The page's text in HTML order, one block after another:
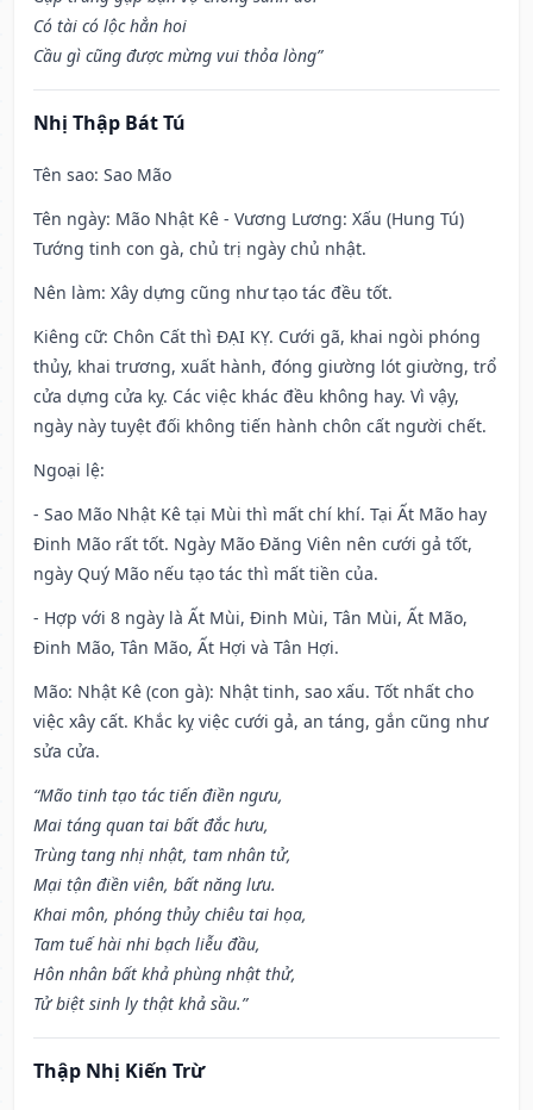
Có tài có lộc hẳn hoi
Cầu gì cũng được mừng vui thỏa lòng”
Nhị Thập Bát Tú
Tên sao: Sao Mão
Tên ngày: Mão Nhật Kê - Vương Lương: Xấu (Hung Tú)
Tướng tinh con gà, chủ trị ngày chủ nhật.
Nên làm: Xây dựng cũng như tạo tác đều tốt.
Kiêng cữ: Chôn Cất thì ĐẠI KỴ. Cưới gã, khai ngòi phóng
thủy, khai trương, xuất hành, đóng giường lót giường, trổ
cửa dựng cửa kỵ. Các việc khác đều không hay. Vì vậy,
ngày này tuyệt đối không tiến hành chôn cất người chết.
Ngoại lệ:
- Sao Mão Nhật Kê tại Mùi thì mất chí khí. Tại Ất Mão hay
Đinh Mão rất tốt. Ngày Mão Đăng Viên nên cưới gả tốt,
ngày Quý Mão nếu tạo tác thì mất tiền của.
- Hợp với 8 ngày là Ất Mùi, Đinh Mùi, Tân Mùi, Ất Mão,
Đinh Mão, Tân Mão, Ất Hợi và Tân Hợi.
Mão: Nhật Kê (con gà): Nhật tinh, sao xấu. Tốt nhất cho
việc xây cất. Khắc kỵ việc cưới gả, an táng, gắn cũng như
sửa cửa.
“Mão tinh tạo tác tiến điền ngưu,
Mai táng quan tai bất đắc hưu,
Trùng tang nhị nhật, tam nhân tử,
Mại tận điền viên, bất năng lưu.
Khai môn, phóng thủy chiêu tai họa,
Tam tuế hài nhi bạch liễu đầu,
Hôn nhân bất khả phùng nhật thử,
Tử biệt sinh ly thật khả sầu.”
Thập Nhị Kiến Trừ